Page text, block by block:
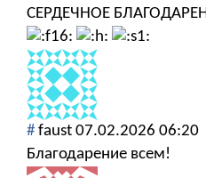
СЕРДЕЧНОЕ
# faust 07.02.2026 06:20
Благодарение всем!